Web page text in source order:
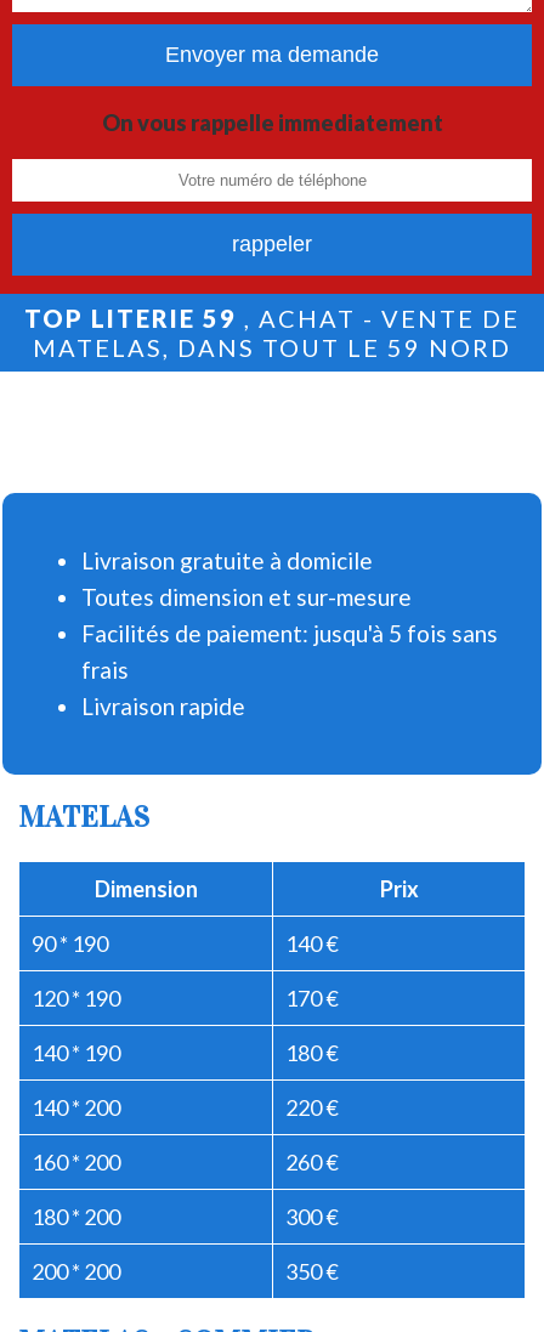
On vous rappelle immediatement
TOP LITERIE 59 , ACHAT - VENTE DE
MATELAS, DANS TOUT LE 59 NORD
Livraison gratuite à domicile
Toutes dimension et sur-mesure
Facilités de paiement: jusqu'à 5 fois sans
frais
Livraison rapide
MATELAS
Dimension Prix
90 * 190 140 €
120 * 190 170 €
140 * 190 180 €
140 * 200 220 €
160 * 200 260 €
180 * 200 300 €
200 * 200 350 €